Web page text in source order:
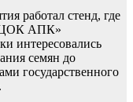
работал стенд, где
АПК»
интересовались
семян до
государственного